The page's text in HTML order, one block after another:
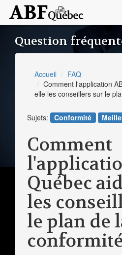
Question
Accueil
FAQ
Comment l'application
elle les conseillers sur le
Sujets: Conformité
Comment
Québec
les
le plan de